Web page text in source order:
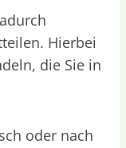
Hierbei
die Sie in
oder nach